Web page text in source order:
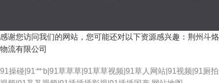
感谢您访问我们的网站，您可能还对以下资源感兴趣：荆州斗烙
物流有限公司
91操碰|91艹b|91草草草|91草草视频|91草人网站|91视频|91厕拍
国产福利网站 熟女少妇一二区 精品自拍传媒 欧美色图15p 日本一本免费观